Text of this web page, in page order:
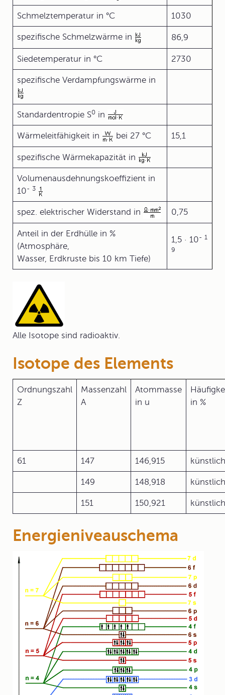
Schmelztemperatur in °C 1030
spezifische Schmelzwärme in 86,9
Siedetemperatur in °C 2730
spezifische Verdampfungswärme in
Standardentropie S0 in
Wärmeleitfähigkeit in bei 27 °C 15,1
spezifische Wärmekapazität in
Volumenausdehnungskoeffizient in
10- 3
spez. elektrischer Widerstand in 0,75
Anteil in der Erdhülle in %
(Atmosphäre,
Wasser, Erdkruste bis 10 km Tiefe)
1,5 · 10- 1
9
Alle Isotope sind radioaktiv.
Isotope des Elements
Ordnungszahl
Z
Massenzahl
A
Atommasse
in u
in %
61 147 146,915 künstlich
149 148,918 künstlich
151 150,921 künstlich
Energieniveauschema